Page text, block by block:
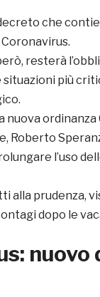
che
resterà
più
nuova ordinanza
Roberto
l’uso
alla prudenza,
dopo le
nuovo